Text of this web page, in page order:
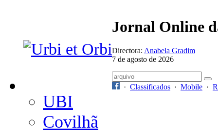
Jornal Online
Directora: Anabela Gradim
7 de agosto de 2026
· Classificados · Mobile ·
UBI
Covilhã